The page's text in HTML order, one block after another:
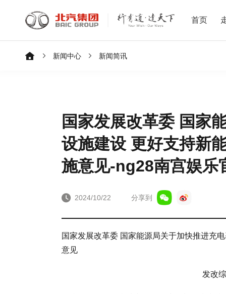
首页
新闻中心 新闻简讯
国家发展改革委 国家
设施建设 更好支持新
施意见-ng28南宫娱乐
2024/10/22 分享到
国家发展改革委 国家能源局关于加快推进充
意见
发改